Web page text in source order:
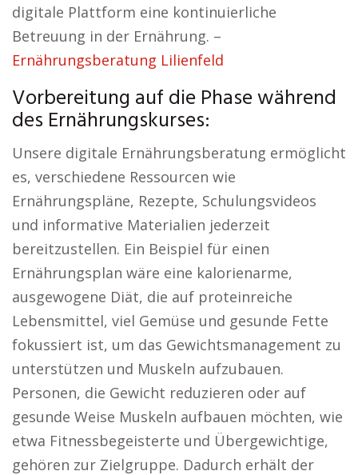
digitale Plattform eine kontinuierliche
Betreuung in der Ernährung. –
Ernährungsberatung Lilienfeld
Vorbereitung auf die Phase während
des Ernährungskurses:
Unsere digitale Ernährungsberatung ermöglicht
es, verschiedene Ressourcen wie
Ernährungspläne, Rezepte, Schulungsvideos
und informative Materialien jederzeit
bereitzustellen. Ein Beispiel für einen
Ernährungsplan wäre eine kalorienarme,
ausgewogene Diät, die auf proteinreiche
Lebensmittel, viel Gemüse und gesunde Fette
fokussiert ist, um das Gewichtsmanagement zu
unterstützen und Muskeln aufzubauen.
Personen, die Gewicht reduzieren oder auf
gesunde Weise Muskeln aufbauen möchten, wie
etwa Fitnessbegeisterte und Übergewichtige,
gehören zur Zielgruppe. Dadurch erhält der